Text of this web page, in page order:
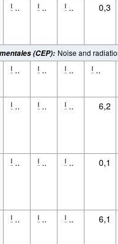
l .. l .. l .. 0,3
(CEP): Noise and
l .. l .. l .. l ..
l .. l .. l .. 6,2
l .. l .. l .. 0,1
l .. l .. l .. 6,1